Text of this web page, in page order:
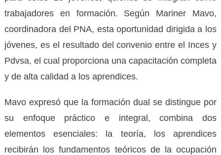
trabajadores en formación. Según Mariner Mavo,
coordinadora del PNA, esta oportunidad dirigida a los
jóvenes, es el resultado del convenio entre el Inces y
Pdvsa, el cual proporciona una capacitación completa
y de alta calidad a los aprendices.
Mavo expresó que la formación dual se distingue por
su enfoque práctico e integral, combina dos
elementos esenciales: la teoría, los aprendices
recibirán los fundamentos teóricos de la ocupación